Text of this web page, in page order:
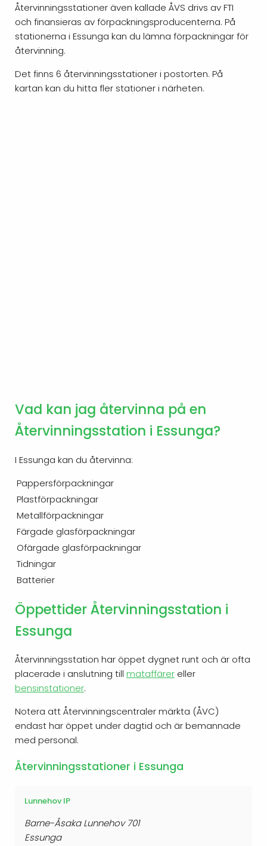
Återvinningsstationer även kallade ÅVS drivs av FTI
och finansieras av förpackningsproducenterna. På
stationerna i Essunga kan du lämna förpackningar för
återvinning.
Det finns 6 återvinningsstationer i postorten. På
kartan kan du hitta fler stationer i närheten.
Vad kan jag återvinna på en
Återvinningsstation i Essunga?
I Essunga kan du återvinna:
Pappersförpackningar
Plastförpackningar
Metallförpackningar
Färgade glasförpackningar
Ofärgade glasförpackningar
Tidningar
Batterier
Öppettider Återvinningsstation i
Essunga
Återvinningsstation har öppet dygnet runt och är ofta
placerade i anslutning till mataffärer eller
bensinstationer.
Notera att Återvinningscentraler märkta (ÅVC)
endast har öppet under dagtid och är bemannade
med personal.
Återvinningsstationer i Essunga
Lunnehov IP
Barne-Åsaka Lunnehov 701
Essunga